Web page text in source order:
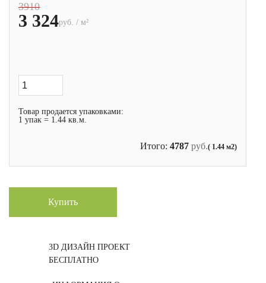
3910
3 324руб. / м²
Товар продается упаковками:
1 упак = 1.44 кв.м.
Итого: 4787 руб.( 1.44 м2)
Купить
3D ДИЗАЙН ПРОЕКТ
БЕСПЛАТНО